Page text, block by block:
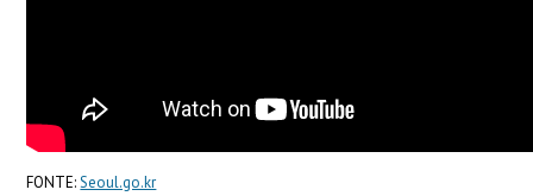
FONTE:Seoul.go.kr